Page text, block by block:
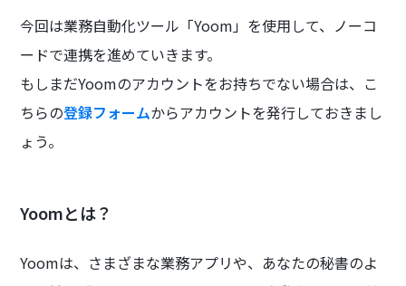
今回は業務自動化ツール「Yoom」を使用して、ノーコ
ードで連携を進めていきます。
もしまだYoomのアカウントをお持ちでない場合は、こ
ちらの登録フォームからアカウントを発行しておきまし
ょう。
Yoomとは？
Yoomは、さまざまな業務アプリや、あなたの秘書のよ